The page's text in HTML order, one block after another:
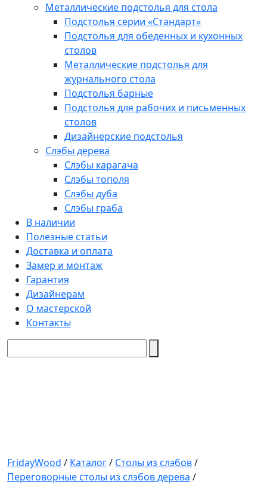
Металлические подстолья для стола
Подстолья серии «Стандарт»
Подстолья для обеденных и кухонных
столов
Металлические подстолья для
журнального стола
Подстолья барные
Подстолья для рабочих и письменных
столов
Дизайнерские подстолья
Слэбы дерева
Слэбы карагача
Слэбы тополя
Слэбы дуба
Слэбы граба
В наличии
Полезные статьи
Доставка и оплата
Замер и монтаж
Гарантия
Дизайнерам
О мастерской
Контакты
FridayWood / Каталог/ Столы из слэбов/
Переговорные столы из слэбов дерева /